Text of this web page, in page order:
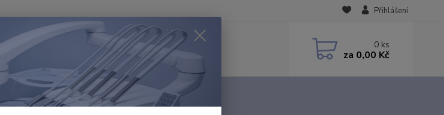
Přihlášení
0 ks
za 0,00 Kč
Fast Set 20ks